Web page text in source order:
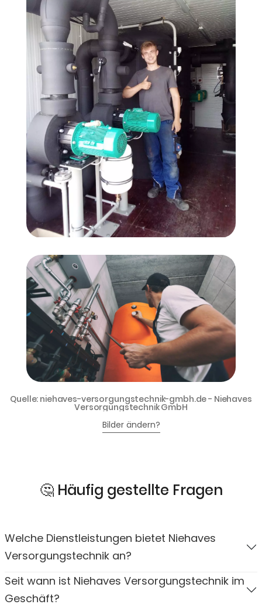
Quelle: niehaves-versorgungstechnik-gmbh.de - Niehaves
Versorgungstechnik GmbH
Bilder ändern?
🤔 Häufig gestellte Fragen
Welche Dienstleistungen bietet Niehaves
Versorgungstechnik an?
Seit wann ist Niehaves Versorgungstechnik im
Geschäft?